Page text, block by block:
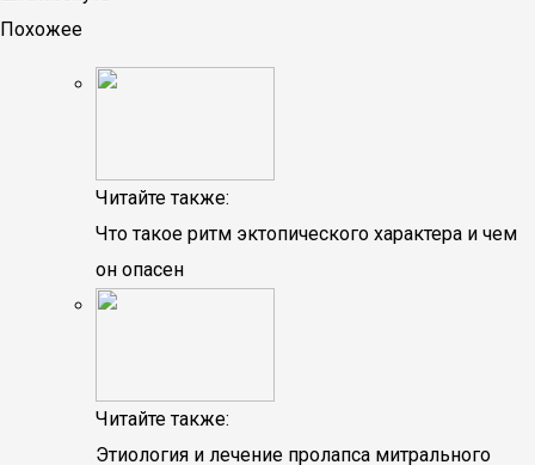
Похожее
Читайте также:
Что такое ритм эктопического характера и чем
он опасен
Читайте также:
Этиология и лечение пролапса митрального